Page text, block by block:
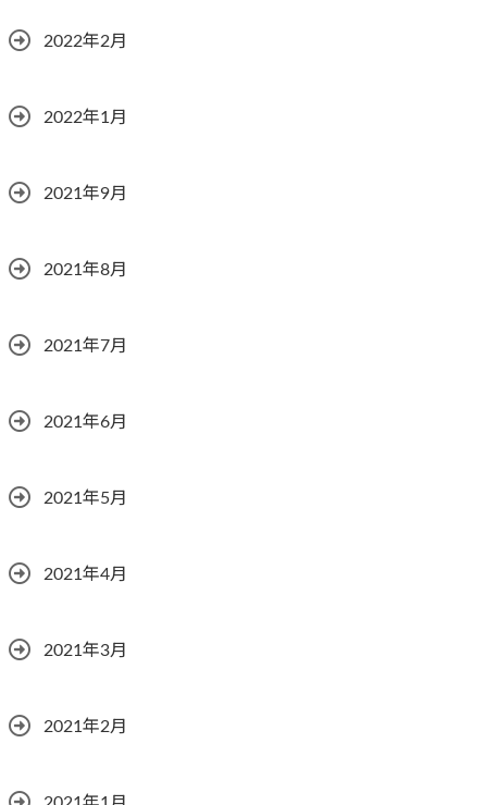
2022年2月
2022年1月
2021年9月
2021年8月
2021年7月
2021年6月
2021年5月
2021年4月
2021年3月
2021年2月